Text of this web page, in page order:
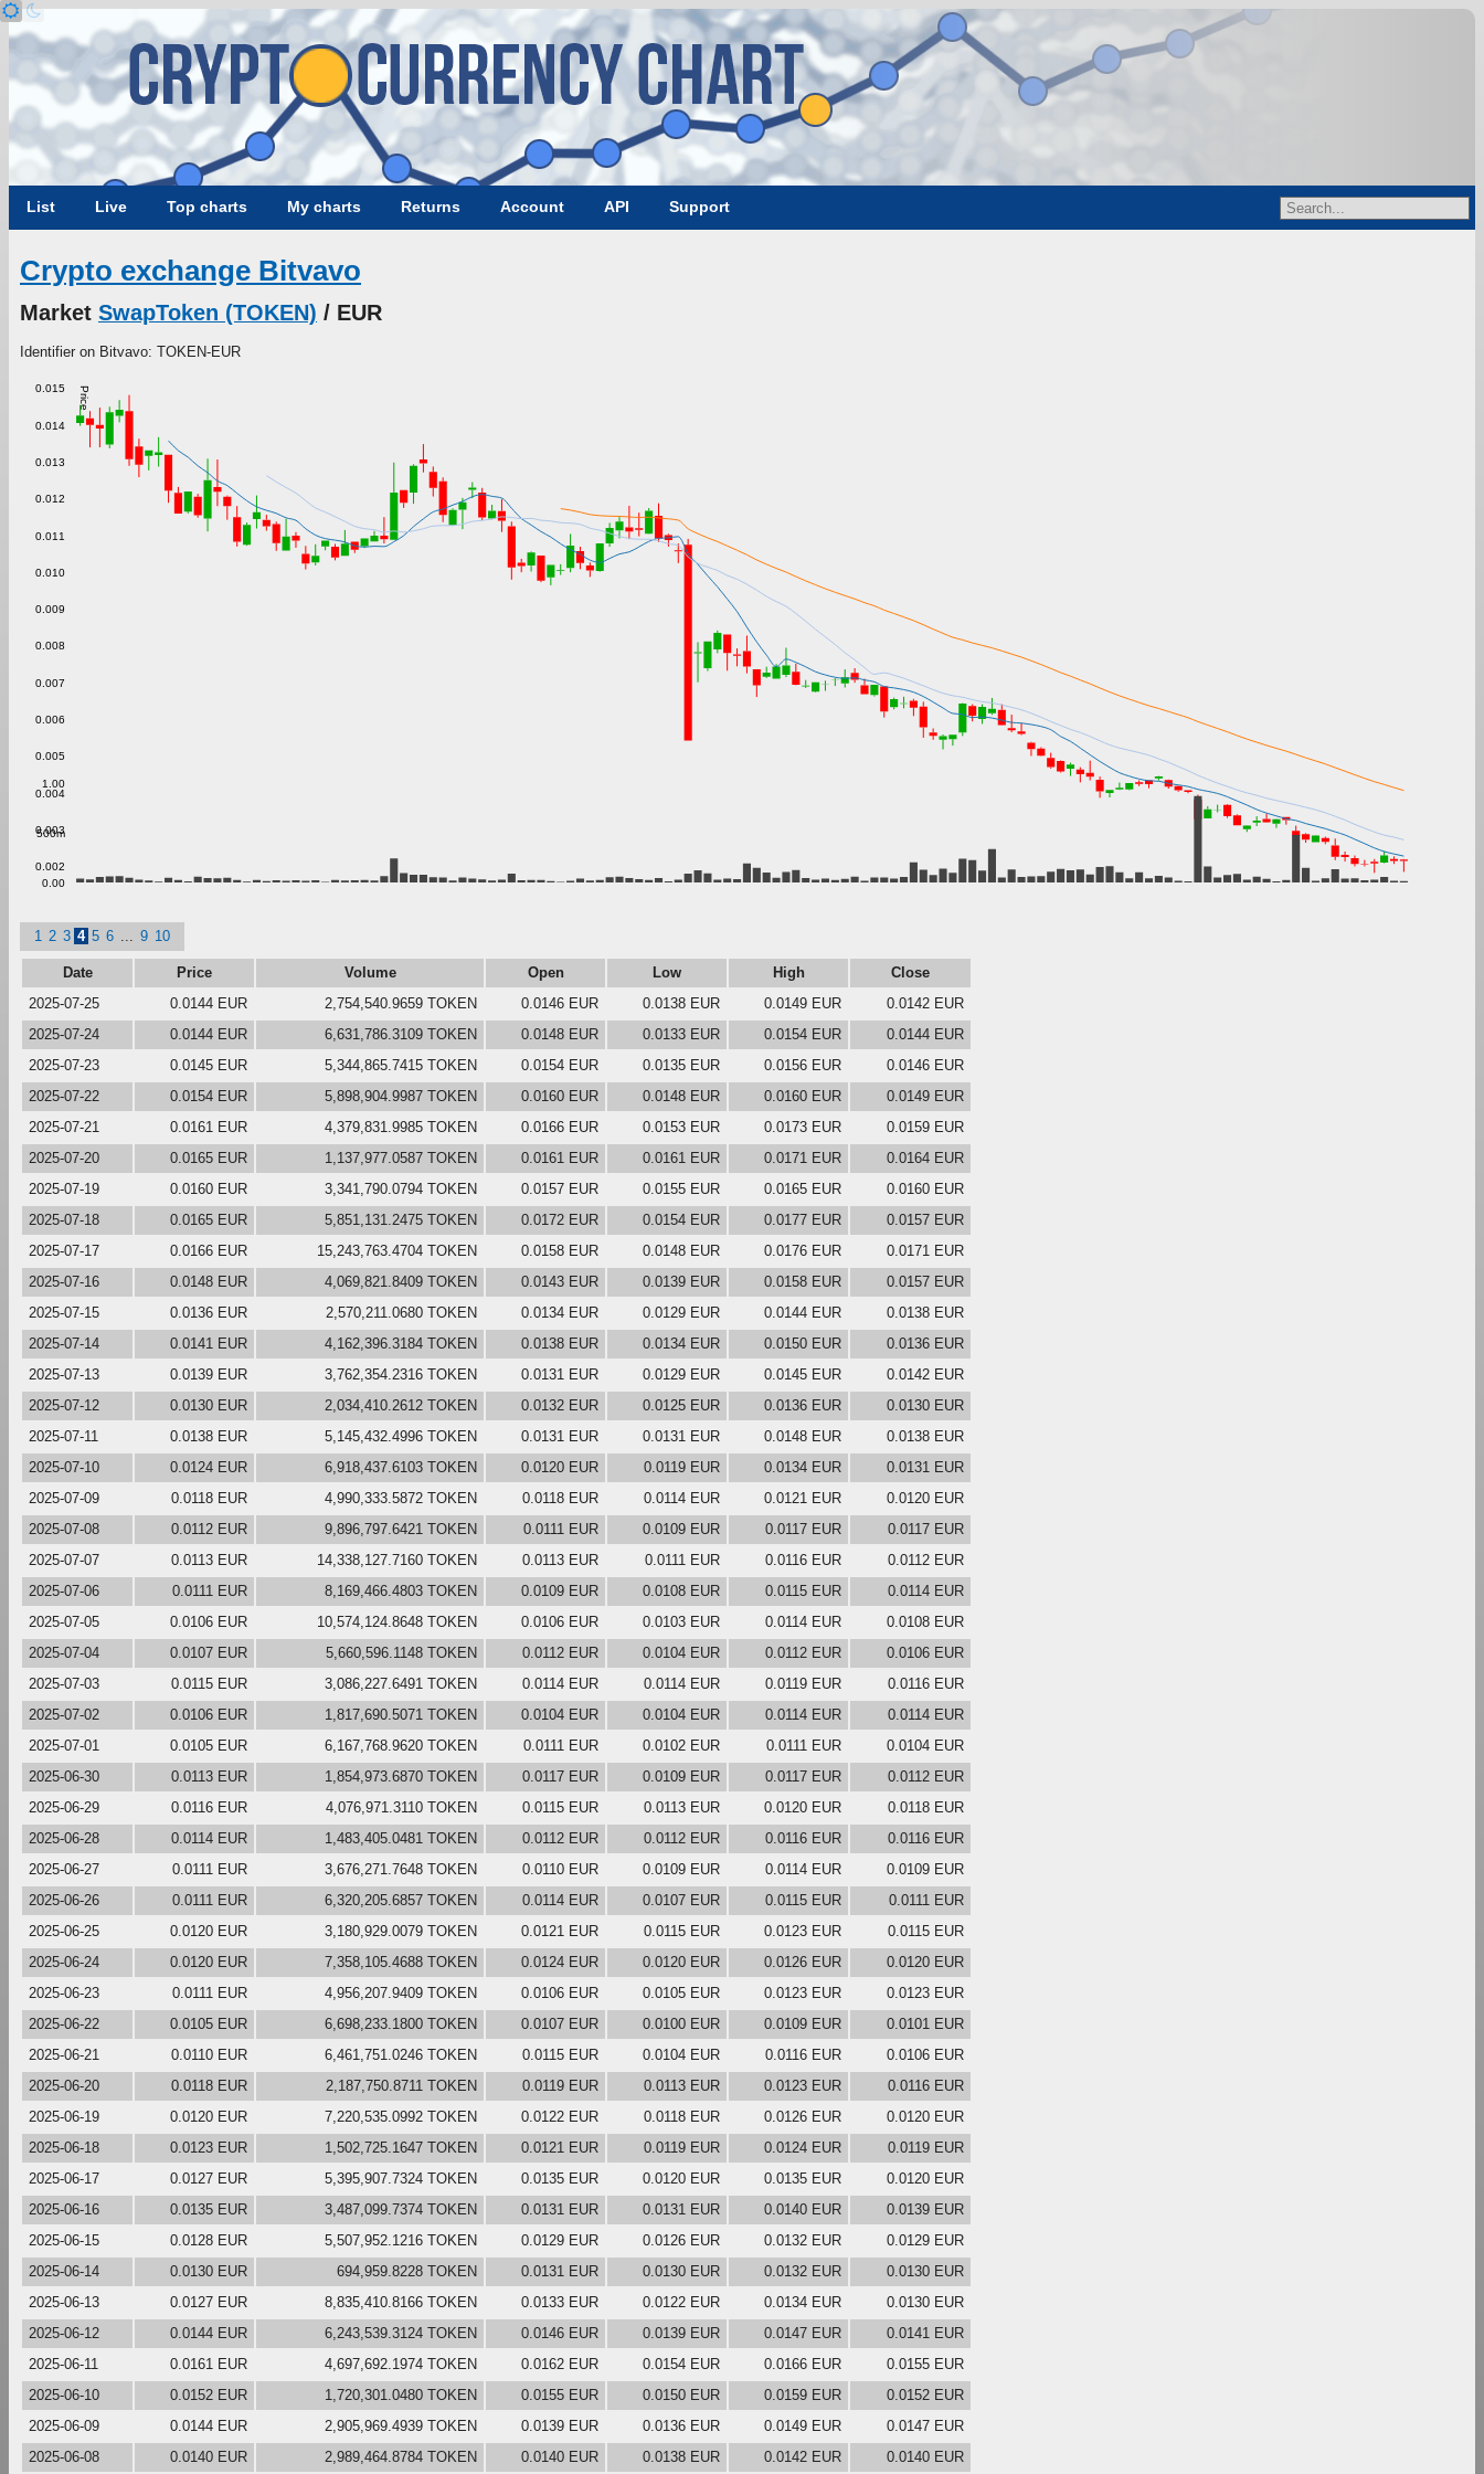
List Live Top charts My charts Returns Account API Support
Crypto exchange Bitvavo
Market SwapToken (TOKEN) / EUR
Identifier on Bitvavo: TOKEN-EUR
Price
0.002
0.003
0.004
0.005
0.006
0.007
0.008
0.009
0.010
0.011
0.012
0.013
0.014
0.015
0.00
500m
1.00
1 2 3 4 5 6 9 10
Date Price Volume Open Low High
Close
2025-07-25
0.0144 EUR 2,754,540.9659 TOKEN 0.0146 EUR 0.0138 EUR 0.0149 EUR
0.0142 EUR
2025-07-24
0.0144 EUR 6,631,786.3109 TOKEN 0.0148 EUR 0.0133 EUR 0.0154 EUR
0.0144 EUR
2025-07-23
0.0145 EUR 5,344,865.7415 TOKEN 0.0154 EUR 0.0135 EUR 0.0156 EUR
0.0146 EUR
2025-07-22
0.0154 EUR 5,898,904.9987 TOKEN 0.0160 EUR 0.0148 EUR 0.0160 EUR
0.0149 EUR
2025-07-21
0.0161 EUR 4,379,831.9985 TOKEN 0.0166 EUR 0.0153 EUR 0.0173 EUR
0.0159 EUR
2025-07-20
0.0165 EUR 1,137,977.0587 TOKEN 0.0161 EUR 0.0161 EUR 0.0171 EUR
0.0164 EUR
2025-07-19
0.0160 EUR 3,341,790.0794 TOKEN 0.0157 EUR 0.0155 EUR 0.0165 EUR
0.0160 EUR
2025-07-18
0.0165 EUR 5,851,131.2475 TOKEN 0.0172 EUR 0.0154 EUR 0.0177 EUR
0.0157 EUR
2025-07-17
0.0166 EUR 15,243,763.4704 TOKEN 0.0158 EUR 0.0148 EUR 0.0176 EUR
0.0171 EUR
2025-07-16
0.0148 EUR 4,069,821.8409 TOKEN 0.0143 EUR 0.0139 EUR 0.0158 EUR
0.0157 EUR
2025-07-15
0.0136 EUR 2,570,211.0680 TOKEN 0.0134 EUR 0.0129 EUR 0.0144 EUR
0.0138 EUR
2025-07-14
0.0141 EUR 4,162,396.3184 TOKEN 0.0138 EUR 0.0134 EUR 0.0150 EUR
0.0136 EUR
2025-07-13
0.0139 EUR 3,762,354.2316 TOKEN 0.0131 EUR 0.0129 EUR 0.0145 EUR
0.0142 EUR
2025-07-12
0.0130 EUR 2,034,410.2612 TOKEN 0.0132 EUR 0.0125 EUR 0.0136 EUR
0.0130 EUR
2025-07-11
0.0138 EUR 5,145,432.4996 TOKEN 0.0131 EUR 0.0131 EUR 0.0148 EUR
0.0138 EUR
2025-07-10
0.0124 EUR 6,918,437.6103 TOKEN 0.0120 EUR 0.0119 EUR 0.0134 EUR
0.0131 EUR
2025-07-09
0.0118 EUR 4,990,333.5872 TOKEN 0.0118 EUR 0.0114 EUR 0.0121 EUR
0.0120 EUR
2025-07-08
0.0112 EUR 9,896,797.6421 TOKEN 0.0111 EUR 0.0109 EUR 0.0117 EUR
0.0117 EUR
2025-07-07
0.0113 EUR 14,338,127.7160 TOKEN 0.0113 EUR 0.0111 EUR 0.0116 EUR
0.0112 EUR
2025-07-06
0.0111 EUR 8,169,466.4803 TOKEN 0.0109 EUR 0.0108 EUR 0.0115 EUR
0.0114 EUR
2025-07-05
0.0106 EUR 10,574,124.8648 TOKEN 0.0106 EUR 0.0103 EUR 0.0114 EUR
0.0108 EUR
2025-07-04
0.0107 EUR 5,660,596.1148 TOKEN 0.0112 EUR 0.0104 EUR 0.0112 EUR
0.0106 EUR
2025-07-03
0.0115 EUR 3,086,227.6491 TOKEN 0.0114 EUR 0.0114 EUR 0.0119 EUR
0.0116 EUR
2025-07-02
0.0106 EUR 1,817,690.5071 TOKEN 0.0104 EUR 0.0104 EUR 0.0114 EUR
0.0114 EUR
2025-07-01
0.0105 EUR 6,167,768.9620 TOKEN 0.0111 EUR 0.0102 EUR 0.0111 EUR
0.0104 EUR
2025-06-30
0.0113 EUR 1,854,973.6870 TOKEN 0.0117 EUR 0.0109 EUR 0.0117 EUR
0.0112 EUR
2025-06-29
0.0116 EUR 4,076,971.3110 TOKEN 0.0115 EUR 0.0113 EUR 0.0120 EUR
0.0118 EUR
2025-06-28
0.0114 EUR 1,483,405.0481 TOKEN 0.0112 EUR 0.0112 EUR 0.0116 EUR
0.0116 EUR
2025-06-27
0.0111 EUR 3,676,271.7648 TOKEN 0.0110 EUR 0.0109 EUR 0.0114 EUR
0.0109 EUR
2025-06-26
0.0111 EUR 6,320,205.6857 TOKEN 0.0114 EUR 0.0107 EUR 0.0115 EUR
0.0111 EUR
2025-06-25
0.0120 EUR 3,180,929.0079 TOKEN 0.0121 EUR 0.0115 EUR 0.0123 EUR
0.0115 EUR
2025-06-24
0.0120 EUR 7,358,105.4688 TOKEN 0.0124 EUR 0.0120 EUR 0.0126 EUR
0.0120 EUR
2025-06-23
0.0111 EUR 4,956,207.9409 TOKEN 0.0106 EUR 0.0105 EUR 0.0123 EUR
0.0123 EUR
2025-06-22
0.0105 EUR 6,698,233.1800 TOKEN 0.0107 EUR 0.0100 EUR 0.0109 EUR
0.0101 EUR
2025-06-21
0.0110 EUR 6,461,751.0246 TOKEN 0.0115 EUR 0.0104 EUR 0.0116 EUR
0.0106 EUR
2025-06-20
0.0118 EUR 2,187,750.8711 TOKEN 0.0119 EUR 0.0113 EUR 0.0123 EUR
0.0116 EUR
2025-06-19
0.0120 EUR 7,220,535.0992 TOKEN 0.0122 EUR 0.0118 EUR 0.0126 EUR
0.0120 EUR
2025-06-18
0.0123 EUR 1,502,725.1647 TOKEN 0.0121 EUR 0.0119 EUR 0.0124 EUR
0.0119 EUR
2025-06-17
0.0127 EUR 5,395,907.7324 TOKEN 0.0135 EUR 0.0120 EUR 0.0135 EUR
0.0120 EUR
2025-06-16
0.0135 EUR 3,487,099.7374 TOKEN 0.0131 EUR 0.0131 EUR 0.0140 EUR
0.0139 EUR
2025-06-15
0.0128 EUR 5,507,952.1216 TOKEN 0.0129 EUR 0.0126 EUR 0.0132 EUR
0.0129 EUR
2025-06-14
0.0130 EUR 694,959.8228 TOKEN 0.0131 EUR 0.0130 EUR 0.0132 EUR
0.0130 EUR
2025-06-13
0.0127 EUR 8,835,410.8166 TOKEN 0.0133 EUR 0.0122 EUR 0.0134 EUR
0.0130 EUR
2025-06-12
0.0144 EUR 6,243,539.3124 TOKEN 0.0146 EUR 0.0139 EUR 0.0147 EUR
0.0141 EUR
2025-06-11
0.0161 EUR 4,697,692.1974 TOKEN 0.0162 EUR 0.0154 EUR 0.0166 EUR
0.0155 EUR
2025-06-10
0.0152 EUR 1,720,301.0480 TOKEN 0.0155 EUR 0.0150 EUR 0.0159 EUR
0.0152 EUR
2025-06-09
0.0144 EUR 2,905,969.4939 TOKEN 0.0139 EUR 0.0136 EUR 0.0149 EUR
0.0147 EUR
2025-06-08
0.0140 EUR 2,989,464.8784 TOKEN 0.0140 EUR 0.0138 EUR 0.0142 EUR 0.0140 EUR